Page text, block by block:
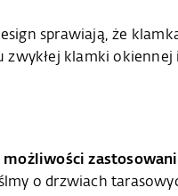
sprawiają, że
klamki okiennej
możliwości
o drzwiach